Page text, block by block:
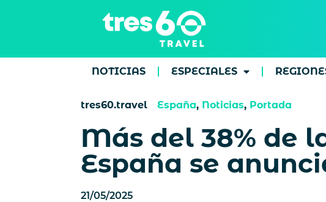
NOTICIAS ESPECIALES
tres60.travel España, Noticias, Portada
Más del 38% de
España se
21/05/2025